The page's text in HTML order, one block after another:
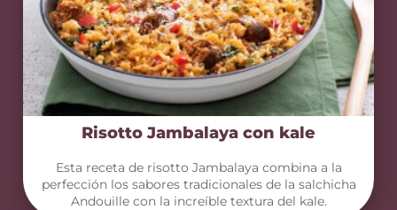
Risotto Jambalaya con kale
Esta receta de risotto Jambalaya combina a la
perfección los sabores tradicionales de la salchicha
Andouille con la increíble textura del kale.